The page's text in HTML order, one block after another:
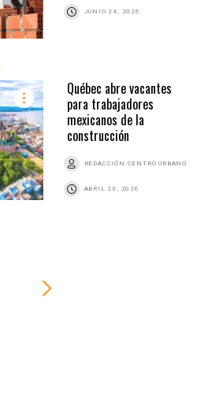
JUNIO 24, 2026
Québec abre vacantes
para trabajadores
mexicanos de la
construcción
REDACCIÓN CENTRO URBANO
ABRIL 23, 2026